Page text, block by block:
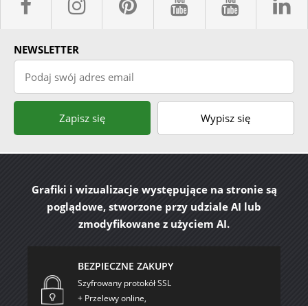
facebook sklepyBELPOL
instagram
pinterestyoutube
NEWSLETTER
Podaj swój adres email
Zapisz się Wypisz się
Grafiki i wizualizacje występujące na stronie są
poglądowe, stworzone przy udziale AI lub
zmodyfikowane z użyciem AI.
BEZPIECZNE ZAKUPY
Szyfrowany protokół SSL
+ Przelewy online,